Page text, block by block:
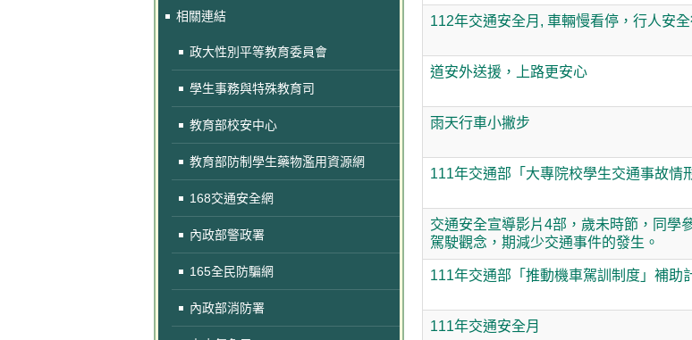
相關連結
政大性別平等教育委員會
學生事務與特殊教育司
教育部校安中心
教育部防制學生藥物濫用資源網
168交通安全網
內政部警政署
165全民防騙網
內政部消防署
112年交通安全月, 車輛慢看停，行人安
道安外送援，上路更安心
雨天行車小撇步
111年交通部「大專院校學生交通事故情
交通安全宣導影片4部，歲未時節，同學
駕駛觀念，期減少交通事件的發生。
111年交通部「推動機車駕訓制度」補助
111年交通安全月